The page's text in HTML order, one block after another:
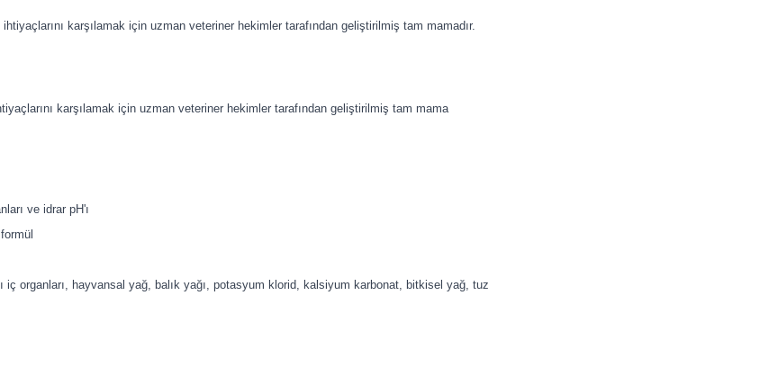
karşılamak için uzman veteriner hekimler tarafından geliştirilmiş tam mamadır.
karşılamak için uzman veteriner hekimler tarafından geliştirilmiş tam mama
ve idrar pH'ı
iç organları, hayvansal yağ, balık yağı, potasyum klorid, kalsiyum karbonat, bitkisel yağ, tuz